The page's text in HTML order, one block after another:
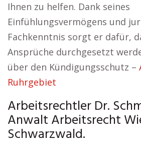
Ihnen zu helfen. Dank seines
Einfühlungsvermögens und
Fachkenntnis sorgt er dafür,
Ansprüche durchgesetzt
über den Kündigungsschutz –
Ruhrgebiet
Arbeitsrechtler Dr.
Anwalt Arbeitsrecht
Schwarzwald.